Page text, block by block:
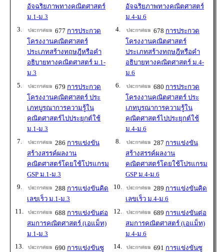
อัจฉริยภาพทางคณิตศาสตร์
ม.1-ม.3
อัจฉริยภาพทางคณิตศาสตร์
ม.4-ม.6
3.
677 การประกวด
โครงงานคณิตศาสตร์
ประเภทสร้างทฤษฎีหรือคำ
อธิบายทางคณิตศาสตร์ ม.1-
ม.3
4. 678 การประกวด
โครงงานคณิตศาสตร์
ประเภทสร้างทฤษฎีหรือคำ
อธิบายทางคณิตศาสตร์ ม.4-
ม.6
5.
679 การประกวด
โครงงานคณิตศาสตร์ ประ
เภทบูรณาการความรู้ใน
คณิตศาสตร์ไปประยุกต์ใช้
ม.1-ม.3
6. 680 การประกวด
โครงงานคณิตศาสตร์ ประ
เภทบูรณาการความรู้ใน
คณิตศาสตร์ไปประยุกต์ใช้
ม.4-ม.6
7.
286 การแข่งขัน
สร้างสรรค์ผลงาน
คณิตศาสตร์โดยใช้โปรแกรม
GSP ม.1-ม.3
8. 287 การแข่งขัน
สร้างสรรค์ผลงาน
คณิตศาสตร์โดยใช้โปรแกรม
GSP ม.4-ม.6
9.
288 การแข่งขันคิด
เลขเร็ว ม.1-ม.3
10. 289 การแข่งขันคิด
เลขเร็ว ม.4-ม.6
11.
688 การแข่งขันต่อ
สมการคณิตศาสตร์ (เอแม็ท)
ม.1-ม.3
12. 689 การแข่งขันต่อ
สมการคณิตศาสตร์ (เอแม็ท)
ม.4-ม.6
13.
690 การแข่งขันซู
14. 691 การแข่งขันซู